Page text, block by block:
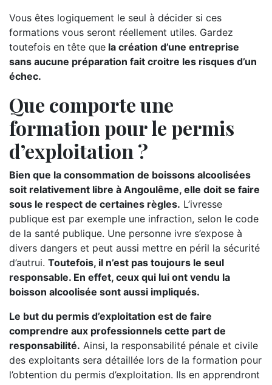
Vous êtes logiquement le seul à décider si ces
formations vous seront réellement utiles. Gardez
toutefois en tête que la création d’une entreprise
sans aucune préparation fait croitre les risques d’un
échec.
Que comporte une
formation pour le permis
d’exploitation ?
Bien que la consommation de boissons alcoolisées
soit relativement libre à Angoulême, elle doit se faire
sous le respect de certaines règles. L’ivresse
publique est par exemple une infraction, selon le code
de la santé publique. Une personne ivre s’expose à
divers dangers et peut aussi mettre en péril la sécurité
d’autrui. Toutefois, il n’est pas toujours le seul
responsable. En effet, ceux qui lui ont vendu la
boisson alcoolisée sont aussi impliqués.
Le but du permis d’exploitation est de faire
comprendre aux professionnels cette part de
responsabilité. Ainsi, la responsabilité pénale et civile
des exploitants sera détaillée lors de la formation pour
l’obtention du permis d’exploitation. Ils en apprendront